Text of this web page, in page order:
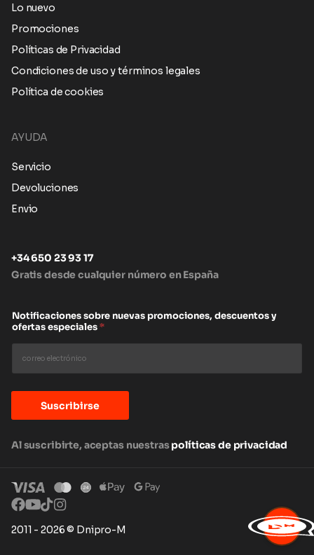
Lo nuevo
Promociones
Políticas de Privacidad
Condiciones de uso y términos legales
Política de cookies
AYUDA
Servicio
Devoluciones
Envio
+34 650 23 93 17
Gratis desde cualquier número en España
Notificaciones sobre nuevas promociones, descuentos y
ofertas especiales*
Suscribirse
Al suscribirte, aceptas nuestraspolíticas de privacidad
2011 - 2026 © Dnipro-M